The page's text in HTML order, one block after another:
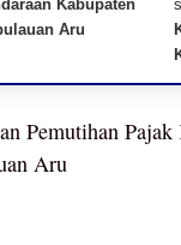
Kabupaten
Aru
Pemutihan
Aru